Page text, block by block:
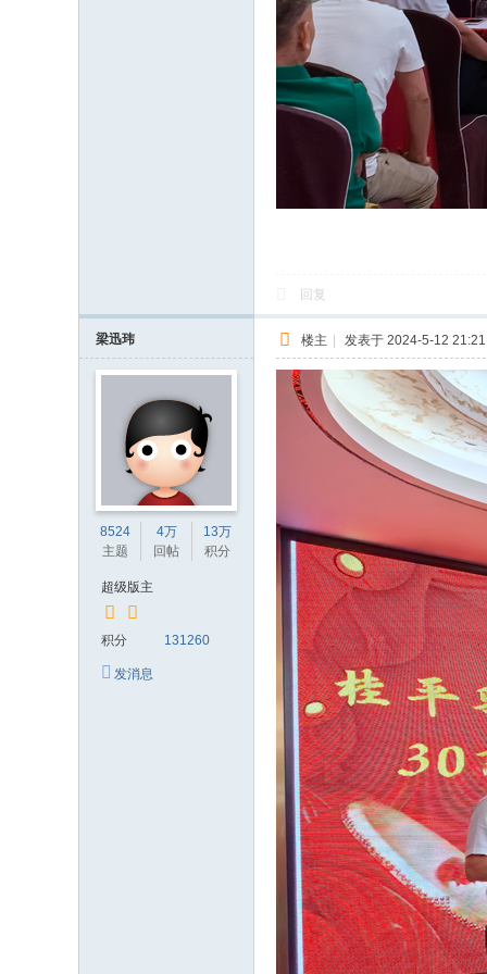
回复
梁迅玮
8524
主题
4万
回帖
13万
积分
超级版主
积分 131260
发消息
楼主 | 发表于 2024-5-12